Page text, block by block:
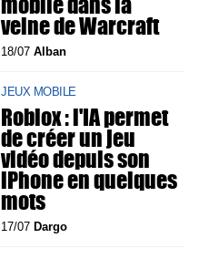
veine de Warcraft
18/07Alban
JEUX MOBILE
Roblox : l'IA permet
de créer un jeu
vidéo depuis son
iPhone en quelques
mots
17/07 Dargo